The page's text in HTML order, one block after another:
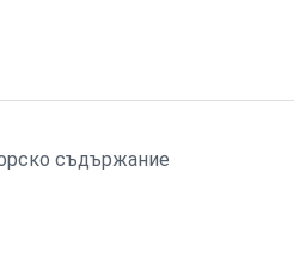
съдържание